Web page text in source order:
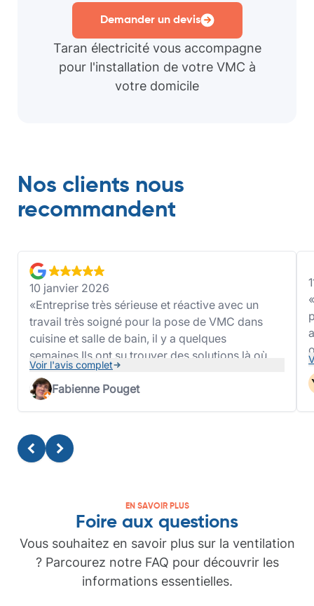
Demander un devis
Taran électricité vous accompagne
pour l'installation de votre VMC à
votre domicile
Nos clients nous
recommandent
10 janvier 2026
Entreprise très sérieuse et réactive avec un
travail très soigné pour la pose de VMC dans
cuisine et salle de bain, il y a quelques
semaines.Ils ont su trouver des solutions là où
d'autres entreprises nous ont dit pas possible
dans le but de nous vendre des systèmes hors
mauvais souvenir.Merci
Voir l'avis complet
Fabienne Pouget
EN SAVOIR PLUS
Foire aux questions
Vous souhaitez en savoir plus sur la ventilation
? Parcourez notre FAQ pour découvrir les
informations essentielles.